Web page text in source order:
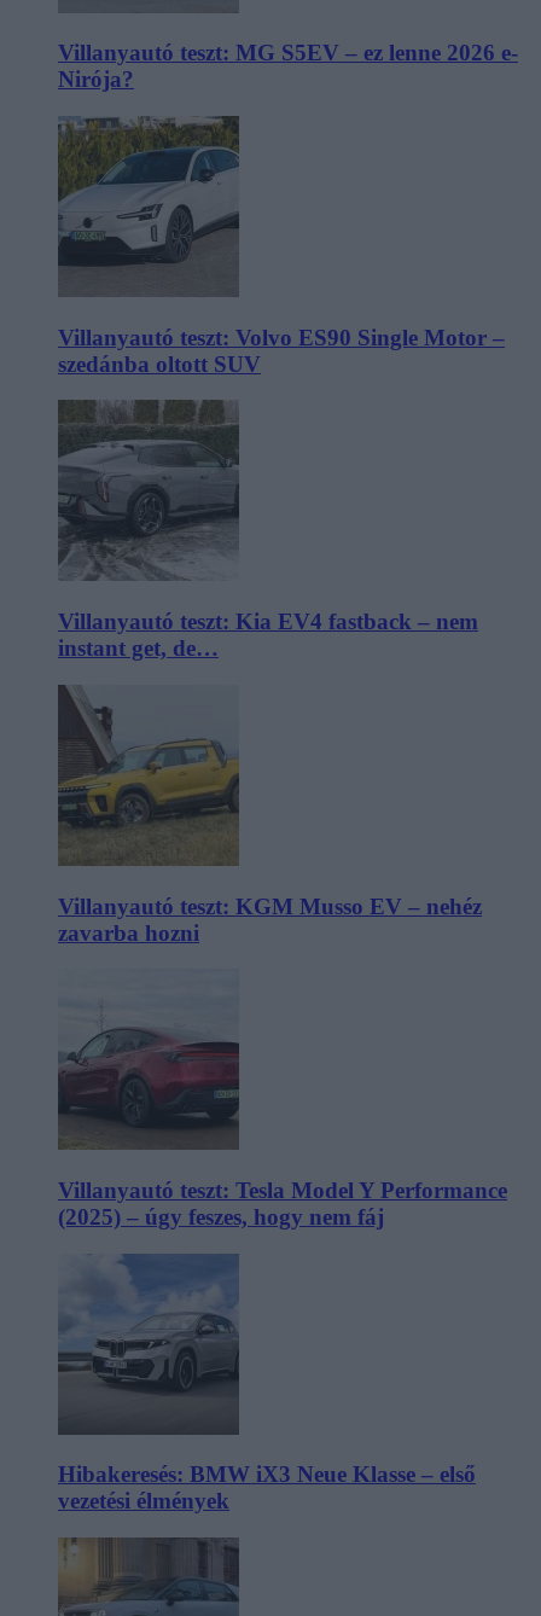
Villanyautó teszt: MG S5EV – ez lenne 2026 e-
Nirója?
Villanyautó teszt: Volvo ES90 Single Motor –
szedánba oltott SUV
Villanyautó teszt: Kia EV4 fastback – nem
instant get, de…
Villanyautó teszt: KGM Musso EV – nehéz
zavarba hozni
Villanyautó teszt: Tesla Model Y Performance
(2025) – úgy feszes, hogy nem fáj
Hibakeresés: BMW iX3 Neue Klasse – első
vezetési élmények